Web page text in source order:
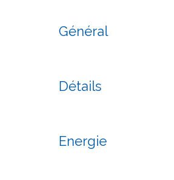
Général
Détails
Energie